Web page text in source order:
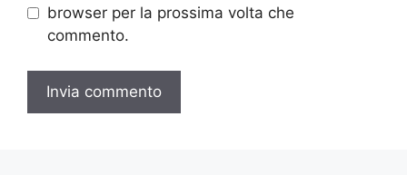
browser per la prossima volta che
commento.